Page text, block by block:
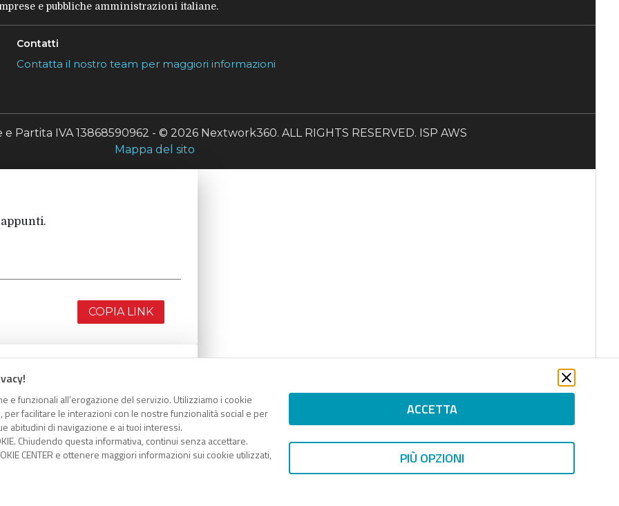
e funzionali all’erogazione del servizio. Utilizziamo i cookie
facilitare le interazioni con le nostre funzionalità social e per
abitudini di navigazione e ai tuoi interessi.
Chiudendo questa informativa, continui senza accettare.
CENTER e ottenere maggiori informazioni sui cookie utilizzati,
ACCETTA
PIÙ OPZIONI
e pubbliche amministrazioni italiane.
Contatti
Contatta il nostro team per maggiori informazioni
Partita IVA 13868590962 - © 2026 Nextwork360. ALL RIGHTS RESERVED. ISP AWS
Mappa del sito
COPIA LINK